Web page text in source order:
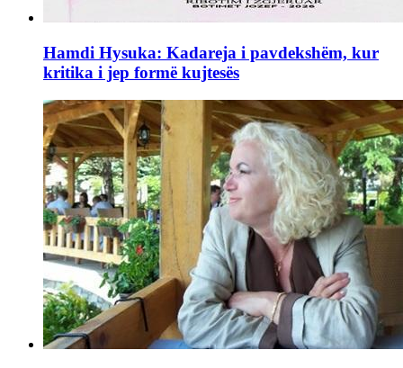
Hamdi Hysuka: Kadareja i pavdekshëm, kur
kritika i jep formë kujtesës